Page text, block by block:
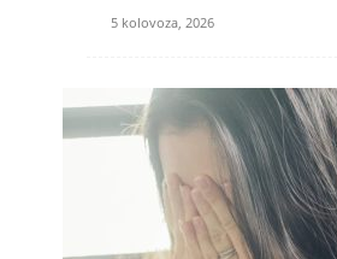
5 kolovoza, 2026